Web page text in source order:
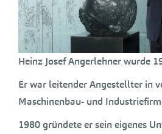
Heinz Josef Angerlehner wurde
Er war leitender Angestellter in
Maschinenbau- und
1980 gründete er sein eigenes